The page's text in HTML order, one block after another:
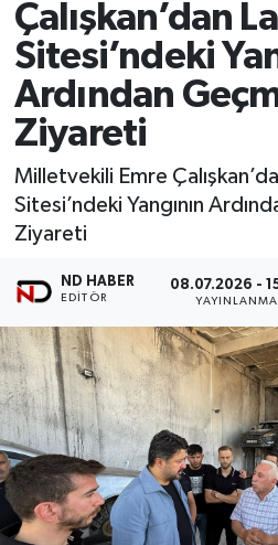
Çalışkan’dan
Sitesi’ndeki
Ardından
Ziyareti
Milletvekili Emre
Sitesi’ndeki Yangının
Ziyareti
ND HABER
EDITÖR
08.07.2026 -
YAYINLANMA